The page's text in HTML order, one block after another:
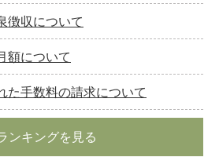
徴収について
額について
た手数料の請求について
ンキングを見る